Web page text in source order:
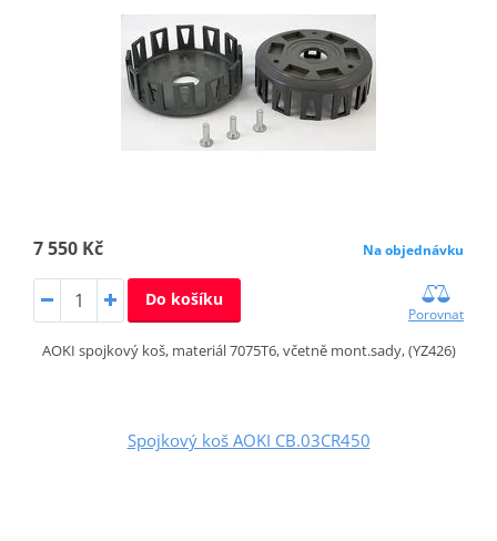
7 550 Kč Na objednávku
Do košíku
Porovnat
AOKI spojkový koš, materiál 7075T6, včetně mont.sady, (YZ426)
Spojkový koš AOKI CB.03CR450